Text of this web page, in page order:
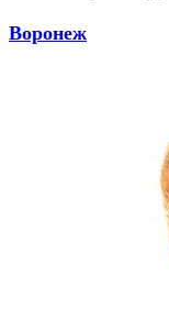
Воронеж